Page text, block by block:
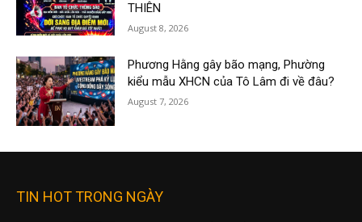
THIÊN
August 8, 2026
Phương Hằng gây bão mạng, Phường
kiểu mẫu XHCN của Tô Lâm đi về đâu?
August 7, 2026
TIN HOT TRONG NGÀY